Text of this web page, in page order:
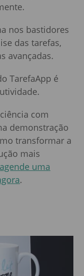
nos bastidores
das tarefas,
avançadas.
TarefaApp é
com
demonstração
transformar a
mais
agende uma
.